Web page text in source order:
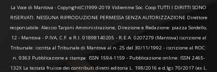
La Voce di Mantova - Copyright(C)1999-2019 Vidiemme Soc. Coop TUTTI I DIRITTI SONO
RISERVATI. NESSUNA RIPRODUZIONE PERMESSA SENZA AUTORIZZAZIONE Direttore
responsabile: Alessio Tarpini Amministrazione, Direzione e Redazione: piazza Sordello,
12 - Mantova - P.IVA, C.F. e R.I. 01898140205 - R.E.A. 0207279 (Mantova) iscrizione al
Tribunale: iscritta al Tribunale di Mantova al n. 25 del 30/11/1992 - iscrizione al ROC:
n. 9363 Pubblicazione a stampa: ISSN 1594-1159 - Pubblicazione online: ISSN 2465-
132X La testata fruisce dei contributi diretti editoria L. 198/2016 e d.lgs 70/2017 (ex L.